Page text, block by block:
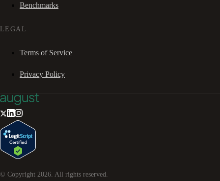
Benchmarks
LEGAL
Terms of Service
Privacy Policy
© Copyright 2026. All rights reserved.